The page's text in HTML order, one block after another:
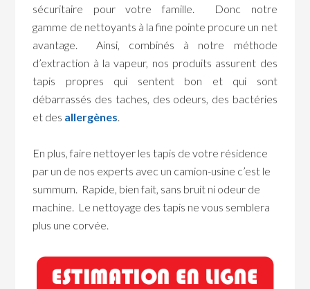
sécuritaire pour votre famille. Donc notre
gamme de nettoyants à la fine pointe procure un net
avantage. Ainsi, combinés à notre méthode
d’extraction à la vapeur, nos produits assurent des
tapis propres qui sentent bon et qui sont
débarrassés des taches, des odeurs, des bactéries
et des allergènes.
En plus, faire nettoyer les tapis de votre résidence
par un de nos experts avec un camion-usine c’est le
summum. Rapide, bien fait, sans bruit ni odeur de
machine. Le nettoyage des tapis ne vous semblera
plus une corvée.